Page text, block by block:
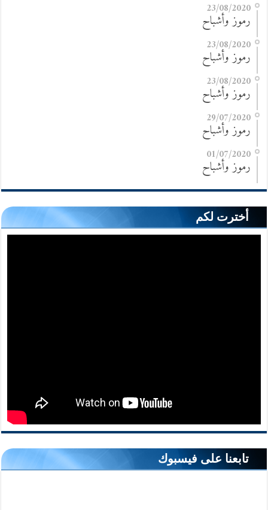
23/08/2020
رموز وأشباح
23/08/2020
رموز وأشباح
23/08/2020
رموز وأشباح
29/07/2020
رموز وأشباح
01/07/2020
رموز وأشباح
أخترت لكم
تابعنا على فيسبوك